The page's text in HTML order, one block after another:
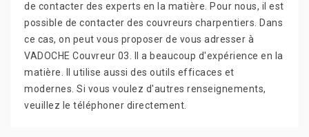
de contacter des experts en la matière. Pour nous, il est
possible de contacter des couvreurs charpentiers. Dans
ce cas, on peut vous proposer de vous adresser à
VADOCHE Couvreur 03. Il a beaucoup d'expérience en la
matière. Il utilise aussi des outils efficaces et
modernes. Si vous voulez d'autres renseignements,
veuillez le téléphoner directement.